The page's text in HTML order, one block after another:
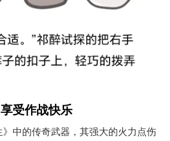
受作战快乐
中的传奇武器，其强大的火力点伤